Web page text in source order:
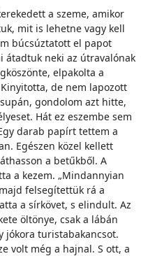
a szeme, amikor
mit is lehetne vagy kell
búcsúztatott el papot
átadtuk neki az útravalónak
elpakolta a
de nem lapozott
gondolom azt hitte,
Hát ez eszembe sem
darab papírt tettem a
Egészen közel kellett
a betűkből. A
a kezem. „Mindannyian
felsegítettük rá a
a sírkövet, s elindult. Az
öltönye, csak a lábán
jókora turistabakancsot.
volt még a hajnal. S ott, a